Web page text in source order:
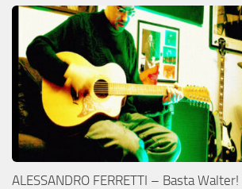
ALESSANDRO FERRETTI – Basta Walter!